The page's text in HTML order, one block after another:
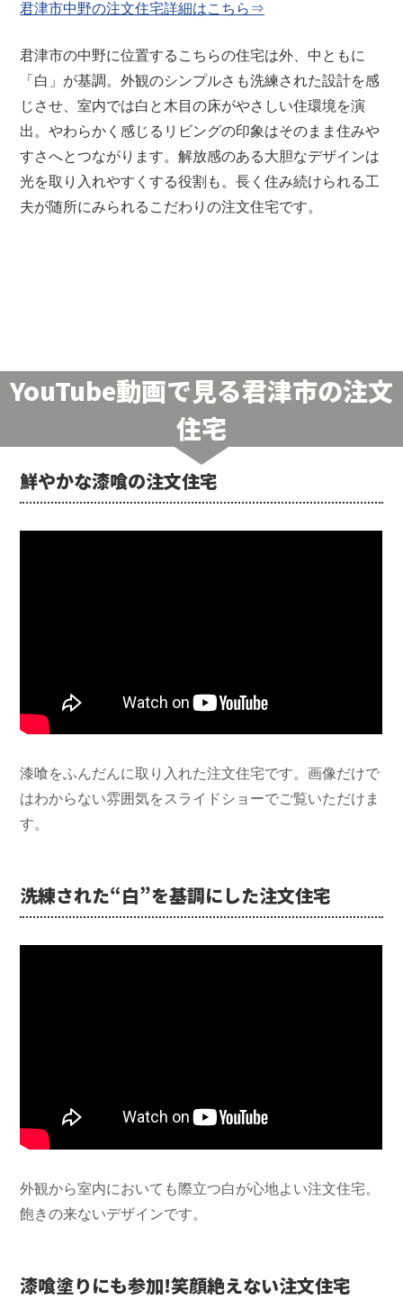
君津市中野の注文住宅詳細はこちら⇒
君津市の中野に位置するこちらの住宅は外、中ともに
「白」が基調。外観のシンプルさも洗練された設計を感
じさせ、室内では白と木目の床がやさしい住環境を演
出。やわらかく感じるリビングの印象はそのまま住みや
すさへとつながります。解放感のある大胆なデザインは
光を取り入れやすくする役割も。長く住み続けられる工
夫が随所にみられるこだわりの注文住宅です。
YouTube動画で見る君津市の注文
住宅
鮮やかな漆喰の注文住宅
漆喰をふんだんに取り入れた注文住宅です。画像だけで
はわからない雰囲気をスライドショーでご覧いただけま
す。
洗練された“白”を基調にした注文住宅
外観から室内においても際立つ白が心地よい注文住宅。
飽きの来ないデザインです。
漆喰塗りにも参加!笑顔絶えない注文住宅